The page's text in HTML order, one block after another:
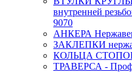
внутренней
9070
АНКЕРА
ЗАКЛЕПКИ
КОЛЬЦА
ТРАВЕРСА -